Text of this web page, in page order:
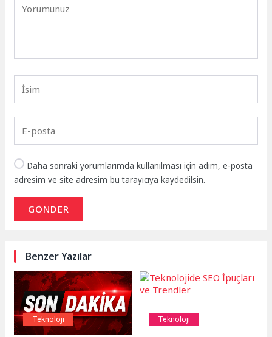
Daha sonraki yorumlarımda kullanılması için adım, e-posta
adresim ve site adresim bu tarayıcıya kaydedilsin.
GÖNDER
Benzer Yazılar
Teknoloji Teknoloji